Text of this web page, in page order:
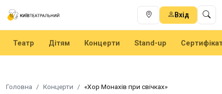
Вхід
Театр Дітям Концерти Stand-up
Головна Концерти «Хор Монахів при свічках»